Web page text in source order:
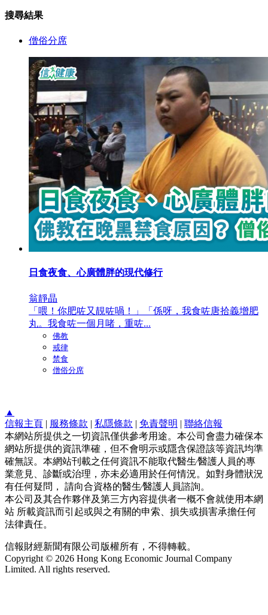
搜尋結果
僧俗分席
日食夜食、心廣體胖的現代修行
翁靜晶
「喂！你肥咗又靚咗喎！」「係呀，我食咗唐拾義增肥
丸。我食咗一個月啫，重咗...
佛教
戒律
禁食
僧俗分席
▲
信報主頁 | 服務條款 | 私隱條款 | 免責聲明 | 聯絡信報
本網站所提供之一切資訊僅供參考用途。本公司會盡力確保本
網站所提供的資訊準確，但不會明示或隱含保證該等資訊均準
確無誤。本網站刊載之任何資訊不能取代醫生∕醫護人員的專
業意見、診斷或治理，亦未必適用於任何情況。如對身體狀況
有任何疑問， 請向合資格的醫生∕醫護人員諮詢。
本公司及其合作夥伴及第三方內容提供者一概不會就使用本網
站 所載資訊而引起或與之有關的申索、損失或損害承擔任何
法律責任。
信報財經新聞有限公司版權所有，不得轉載。
Copyright © 2026 Hong Kong Economic Journal Company
Limited. All rights reserved.